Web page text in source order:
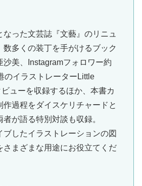
なった文芸誌『文藝』のリニュ
数多くの装丁を手がけるブック
沙美、Instagramフォロワー約
のイラストレーターLittle
ューを収録するほか、本書カ
作過程をダイスケリチャードと
が語る特別対談も収録。
ブしたイラストレーションの図
さまざまな用途にお役立てくだ